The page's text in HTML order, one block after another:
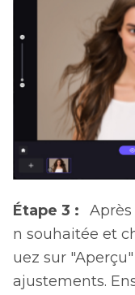
Étape 3 :
n souhaitée et
uez sur
ajustements.